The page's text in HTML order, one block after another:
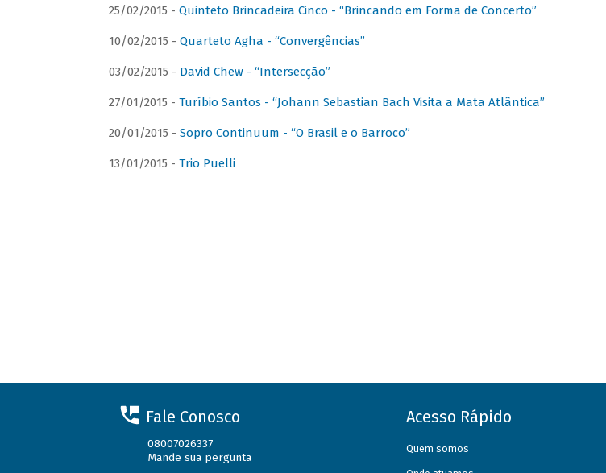
25/02/2015 - Quinteto Brincadeira Cinco - “Brincando em Forma de Concerto”
10/02/2015 - Quarteto Agha - “Convergências”
03/02/2015 - David Chew - “Intersecção”
27/01/2015 - Turíbio Santos - “Johann Sebastian Bach Visita a Mata Atlântica”
20/01/2015 - Sopro Continuum - “O Brasil e o Barroco”
13/01/2015 - Trio Puelli
Fale Conosco
08007026337
Mande sua pergunta
Acesso Rápido
Quem somos